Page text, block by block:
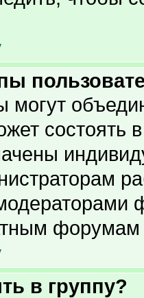
могут
состоять
форумам
в группу?